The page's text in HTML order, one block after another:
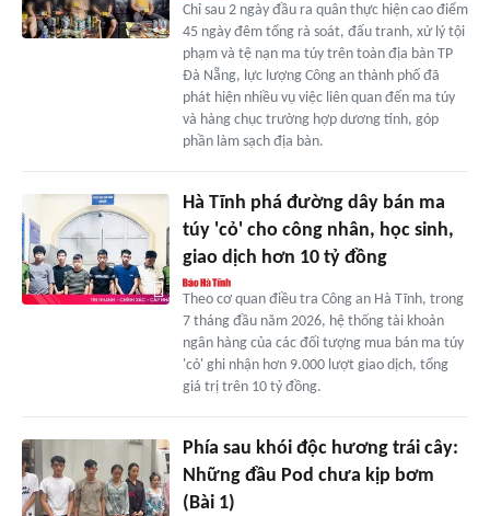
Chỉ sau 2 ngày đầu ra quân thực hiện cao điểm
45 ngày đêm tổng rà soát, đấu tranh, xử lý tội
phạm và tệ nạn ma túy trên toàn địa bàn TP
Đà Nẵng, lực lượng Công an thành phố đã
phát hiện nhiều vụ việc liên quan đến ma túy
và hàng chục trường hợp dương tính, góp
phần làm sạch địa bàn.
Hà Tĩnh phá đường dây bán ma
túy 'cỏ' cho công nhân, học sinh,
giao dịch hơn 10 tỷ đồng
Theo cơ quan điều tra Công an Hà Tĩnh, trong
7 tháng đầu năm 2026, hệ thống tài khoản
ngân hàng của các đối tượng mua bán ma túy
'cỏ' ghi nhận hơn 9.000 lượt giao dịch, tổng
giá trị trên 10 tỷ đồng.
Phía sau khói độc hương trái cây:
Những đầu Pod chưa kịp bơm
(Bài 1)